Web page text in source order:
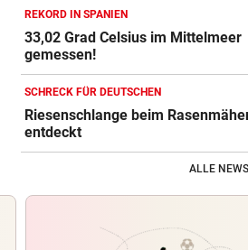
REKORD IN SPANIEN
33,02 Grad Celsius im Mittelmeer
gemessen!
SCHRECK FÜR DEUTSCHEN
Riesenschlange beim
entdeckt
ALLE